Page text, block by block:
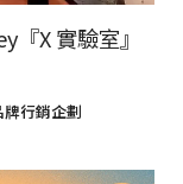
X 實驗室』
行銷企劃